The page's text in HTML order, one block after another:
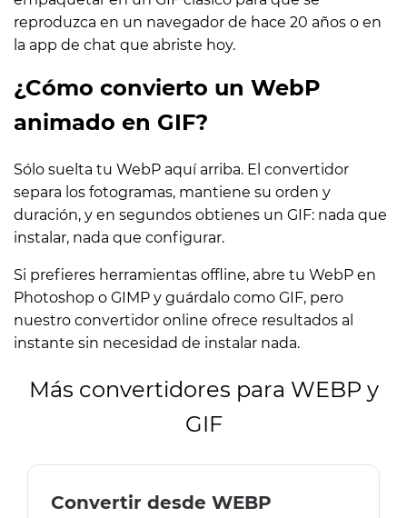
reproduzca en un navegador de hace 20 años o en
la app de chat que abriste hoy.
¿Cómo convierto un WebP
animado en GIF?
Sólo suelta tu WebP aquí arriba. El convertidor
separa los fotogramas, mantiene su orden y
duración, y en segundos obtienes un GIF: nada que
instalar, nada que configurar.
Si prefieres herramientas offline, abre tu WebP en
Photoshop o GIMP y guárdalo como GIF, pero
nuestro convertidor online ofrece resultados al
instante sin necesidad de instalar nada.
Más convertidores para WEBP y
GIF
Convertir desde WEBP